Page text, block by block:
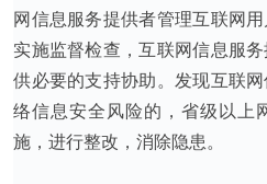
网信息服务提供者管理互联网
实施监督检查，互联网信息服
供必要的支持协助。发现互联
络信息安全风险的，省级以上
施，进行整改，消除隐患。